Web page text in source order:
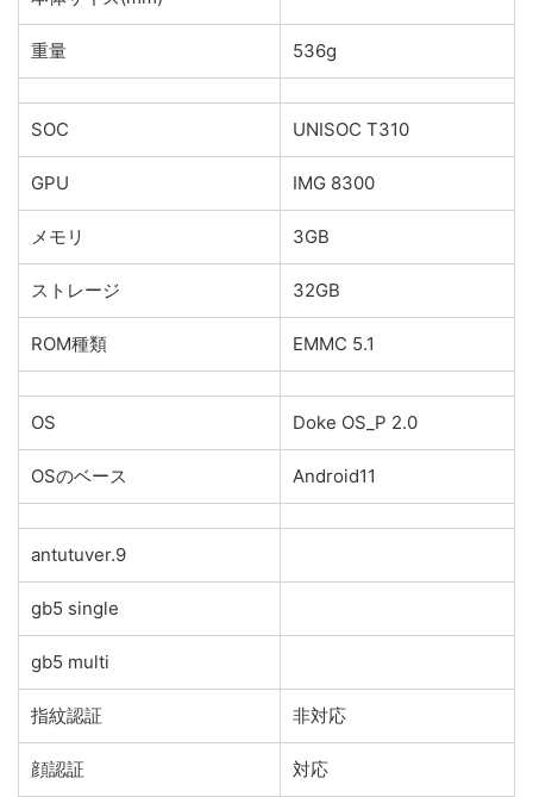
重量 536g
SOC UNISOC T310
GPU IMG 8300
メモリ 3GB
ストレージ 32GB
ROM種類 EMMC 5.1
OS Doke OS_P 2.0
OSのベース Android11
antutuver.9
gb5 single
gb5 multi
指紋認証 非対応
顔認証 対応